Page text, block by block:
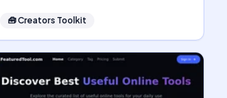
🧰Creators Toolkit